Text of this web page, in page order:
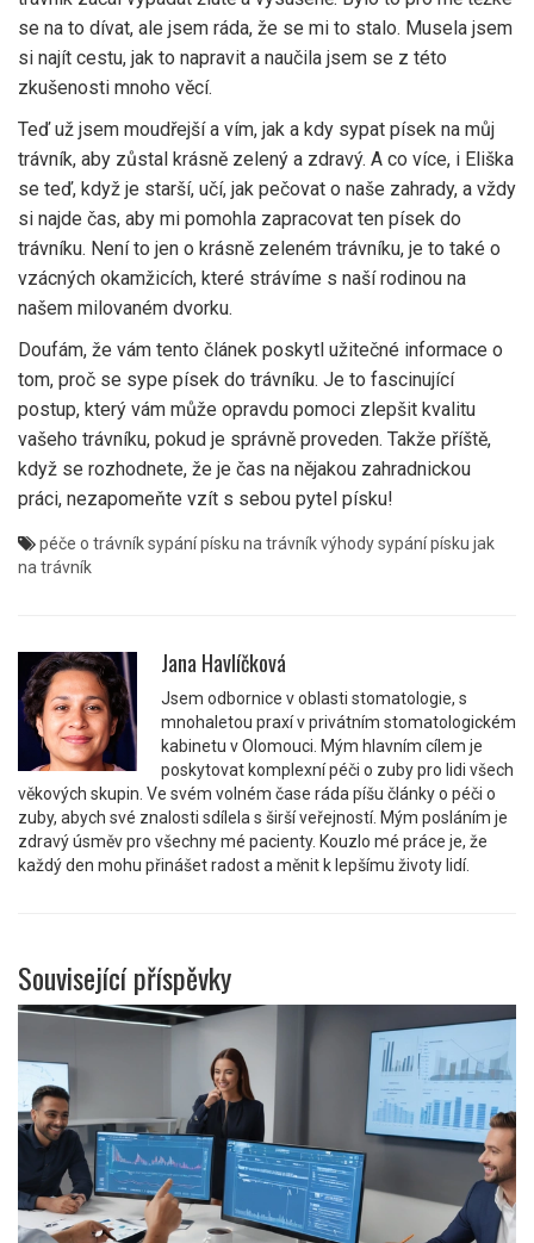
se na to dívat, ale jsem ráda, že se mi to stalo. Musela jsem
si najít cestu, jak to napravit a naučila jsem se z této
zkušenosti mnoho věcí.
Teď už jsem moudřejší a vím, jak a kdy sypat písek na můj
trávník, aby zůstal krásně zelený a zdravý. A co více, i Eliška
se teď, když je starší, učí, jak pečovat o naše zahrady, a vždy
si najde čas, aby mi pomohla zapracovat ten písek do
trávníku. Není to jen o krásně zeleném trávníku, je to také o
vzácných okamžicích, které strávíme s naší rodinou na
našem milovaném dvorku.
Doufám, že vám tento článek poskytl užitečné informace o
tom, proč se sype písek do trávníku. Je to fascinující
postup, který vám může opravdu pomoci zlepšit kvalitu
vašeho trávníku, pokud je správně proveden. Takže příště,
když se rozhodnete, že je čas na nějakou zahradnickou
práci, nezapomeňte vzít s sebou pytel písku!
péče o trávníksypání písku na trávníkvýhody sypání písku jak
na trávník
Jana Havlíčková
Jsem odbornice v oblasti stomatologie, s
mnohaletou praxí v privátním stomatologickém
kabinetu v Olomouci. Mým hlavním cílem je
poskytovat komplexní péči o zuby pro lidi všech
věkových skupin. Ve svém volném čase ráda píšu články o péči o
zuby, abych své znalosti sdílela s širší veřejností. Mým posláním je
zdravý úsměv pro všechny mé pacienty. Kouzlo mé práce je, že
každý den mohu přinášet radost a měnit k lepšímu životy lidí.
Související příspěvky